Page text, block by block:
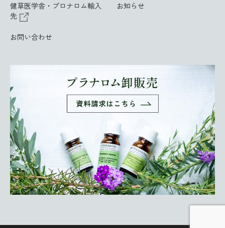
健草医学舎・プロナロム輸入
先
お知らせ
お問い合わせ